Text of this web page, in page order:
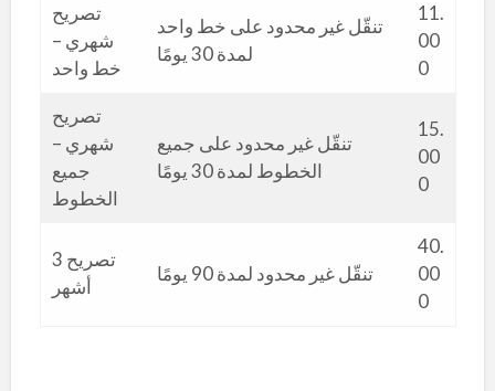
تصريح
شهري –
خط واحد
تنقّل غير محدود على خط واحد
لمدة 30 يومًا
11.
00
0
تصريح
شهري –
جميع
الخطوط
تنقّل غير محدود على جميع
الخطوط لمدة 30 يومًا
15.
00
0
تصريح 3
أشهر
تنقّل غير محدود لمدة 90 يومًا
40.
00
0